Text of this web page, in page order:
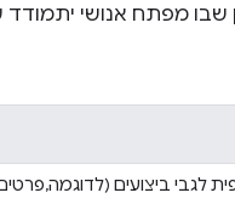
מפתח אנושי יתמודד
לגבי ביצועים